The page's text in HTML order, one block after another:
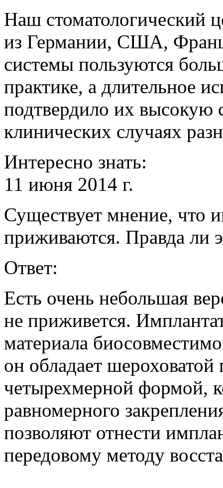
Наш стоматологический
из Германии, США,
системы пользуются
практике, а длительное
подтвердило их высокую
клинических случаях
Интересно знать:
11 июня 2014 г.
Существует мнение, что
приживаются. Правда ли
Ответ:
Есть очень небольшая
не приживется.
материала
он обладает
четырехмерной формой,
равномерного
позволяют отнести
передовому методу